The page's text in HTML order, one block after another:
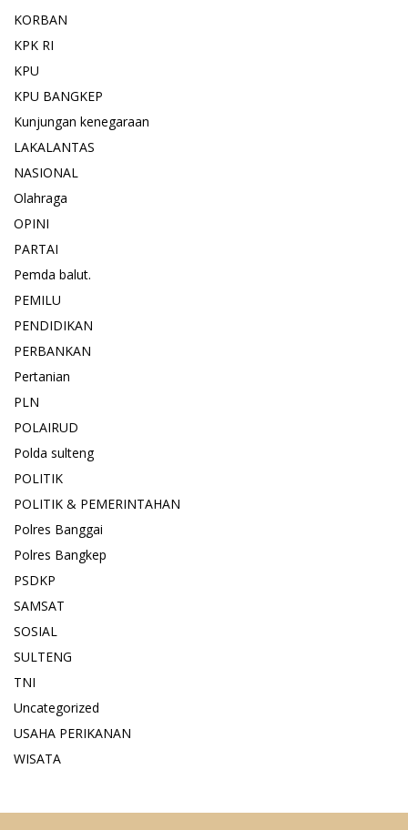
KORBAN
KPK RI
KPU
KPU BANGKEP
Kunjungan kenegaraan
LAKALANTAS
NASIONAL
Olahraga
OPINI
PARTAI
Pemda balut.
PEMILU
PENDIDIKAN
PERBANKAN
Pertanian
PLN
POLAIRUD
Polda sulteng
POLITIK
POLITIK & PEMERINTAHAN
Polres Banggai
Polres Bangkep
PSDKP
SAMSAT
SOSIAL
SULTENG
TNI
Uncategorized
USAHA PERIKANAN
WISATA